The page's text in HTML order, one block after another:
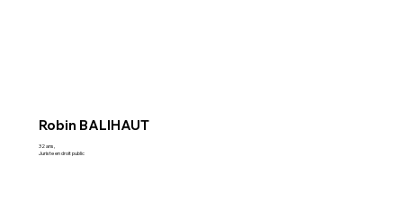
Robin BALIHAUT
32 ans,
Juriste en droit public